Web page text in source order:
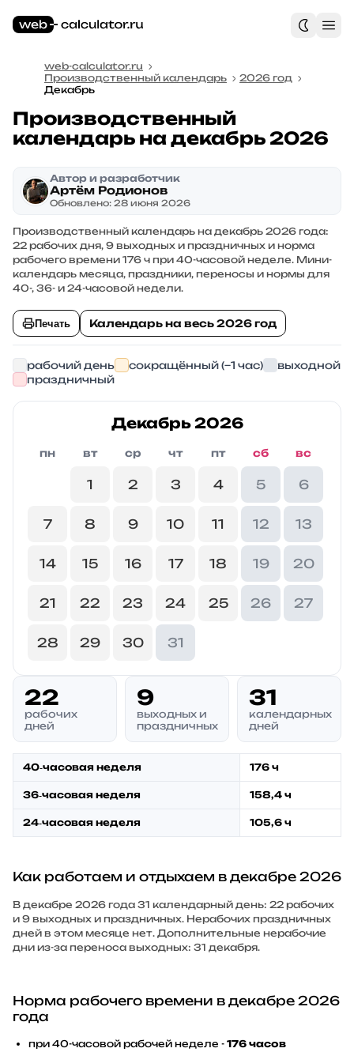
web-calculator.ru
Производственный календарь
2026 год
Декабрь
Производственный
календарь на декабрь 2026
Автор и разработчик
Артём Родионов
Обновлено: 28 июня 2026
Производственный календарь на декабрь 2026 года:
22 рабочих дня, 9 выходных и праздничных и норма
рабочего времени 176 ч при 40-часовой неделе. Мини-
календарь месяца, праздники, переносы и нормы для
40-, 36- и 24-часовой недели.
Печать Календарь на весь 2026 год
рабочий день сокращённый (−1 час)
выходной
праздничный
Декабрь 2026
пн вт ср чт пт сб вс
1 2 3 4 5 6
7 8 9 10 11 12 13
14 15 16 17 18 19 20
21 22 23 24 25 26 27
28 29 30 31
22
рабочих
дней
9
выходных и
праздничных
31
календарных
дней
40‑часовая неделя 176 ч
36‑часовая неделя 158,4 ч
24‑часовая неделя 105,6 ч
Как работаем и отдыхаем в декабре 2026
В декабре 2026 года 31 календарный день: 22 рабочих
и 9 выходных и праздничных. Нерабочих праздничных
дней в этом месяце нет. Дополнительные нерабочие
дни из-за переноса выходных: 31 декабря.
Норма рабочего времени в декабре 2026
года
при 40-часовой рабочей неделе - 176 часов